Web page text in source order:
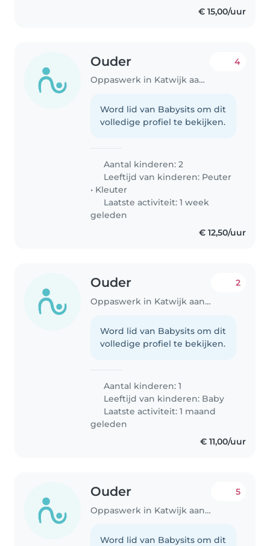
€ 15,00/uur
Ouder
Oppaswerk in Katwijk aan den Rijn
4
Word lid van Babysits om dit
volledige profiel te bekijken.
Aantal kinderen: 2
Leeftijd van kinderen: Peuter
• Kleuter
Laatste activiteit: 1 week
geleden
€ 12,50/uur
Ouder
Oppaswerk in Katwijk aan den Rijn
2
Word lid van Babysits om dit
volledige profiel te bekijken.
Aantal kinderen: 1
Leeftijd van kinderen: Baby
Laatste activiteit: 1 maand
geleden
€ 11,00/uur
Ouder
Oppaswerk in Katwijk aan den Rijn
5
Word lid van Babysits om dit